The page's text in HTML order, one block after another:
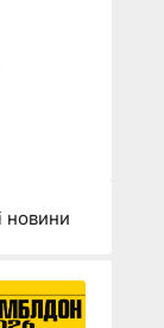
новини